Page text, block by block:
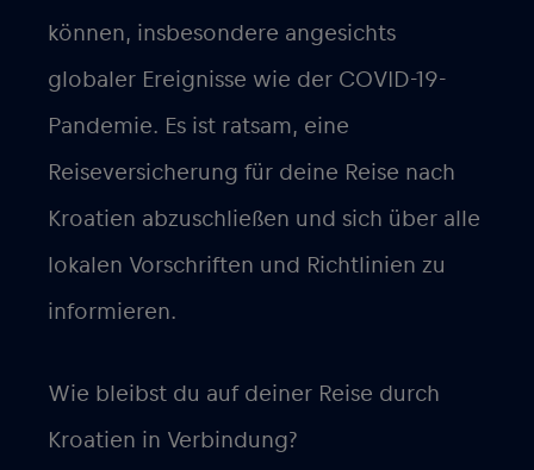
können, insbesondere angesichts
globaler Ereignisse wie der COVID-19-
Pandemie. Es ist ratsam, eine
Reiseversicherung für deine Reise nach
Kroatien abzuschließen und sich über alle
lokalen Vorschriften und Richtlinien zu
informieren.
Wie bleibst du auf deiner Reise durch
Kroatien in Verbindung?